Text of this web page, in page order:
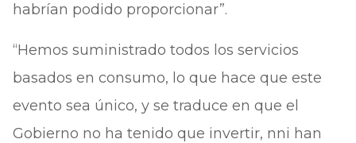
habrían podido proporcionar”.
“Hemos suministrado todos los servicios
basados en consumo, lo que hace que este
evento sea único, y se traduce en que el
Gobierno no ha tenido que invertir, nni han